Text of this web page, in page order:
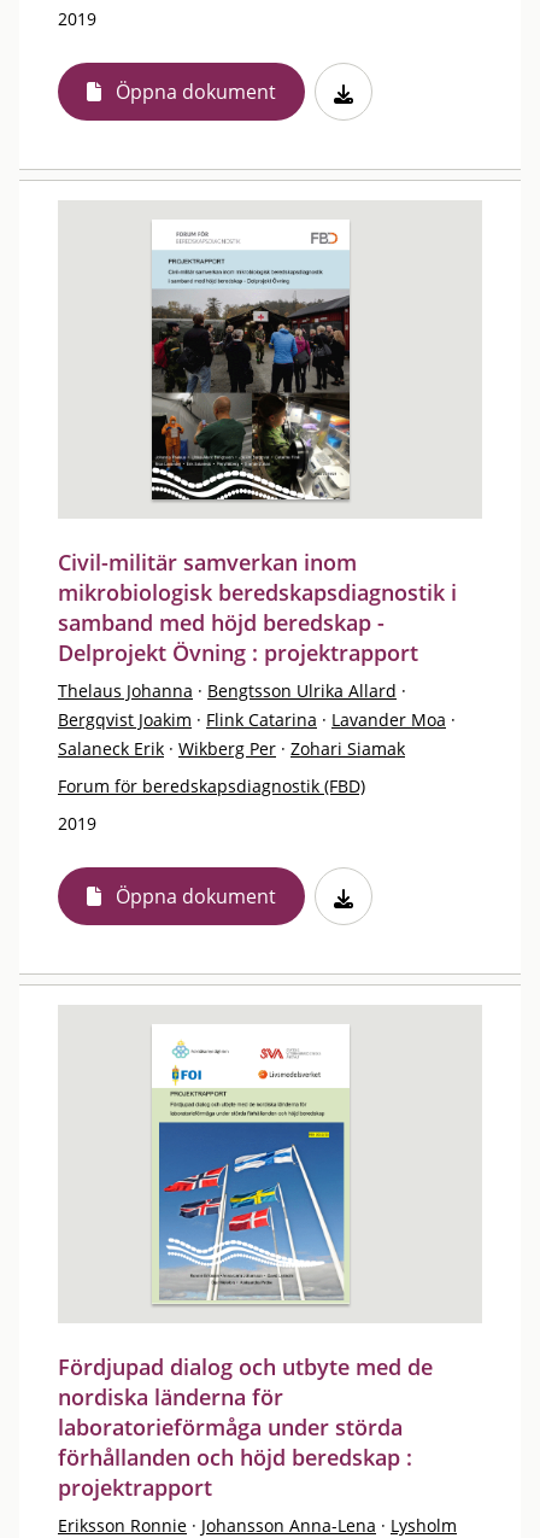
2019
Öppna dokument
Civil-militär samverkan inom
mikrobiologisk beredskapsdiagnostik i
samband med höjd beredskap -
Delprojekt Övning : projektrapport
Thelaus Johanna · Bengtsson Ulrika Allard ·
Bergqvist Joakim · Flink Catarina · Lavander Moa ·
Salaneck Erik · Wikberg Per · Zohari Siamak
Forum för beredskapsdiagnostik (FBD)
2019
Öppna dokument
Fördjupad dialog och utbyte med de
nordiska länderna för
laboratorieförmåga under störda
förhållanden och höjd beredskap :
projektrapport
Eriksson Ronnie · Johansson Anna-Lena · Lysholm